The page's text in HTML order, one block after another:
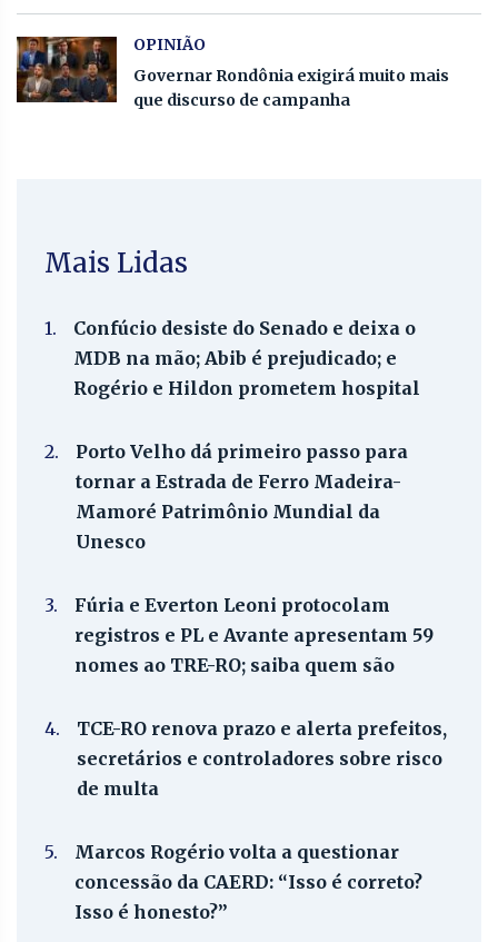
OPINIÃO
Governar Rondônia exigirá muito mais
que discurso de campanha
Mais Lidas
1.
Confúcio desiste do Senado e deixa o
MDB na mão; Abib é prejudicado; e
Rogério e Hildon prometem hospital
2.
Porto Velho dá primeiro passo para
tornar a Estrada de Ferro Madeira-
Mamoré Patrimônio Mundial da
Unesco
3.
Fúria e Everton Leoni protocolam
registros e PL e Avante apresentam 59
nomes ao TRE-RO; saiba quem são
4.
TCE-RO renova prazo e alerta prefeitos,
secretários e controladores sobre risco
de multa
5.
Marcos Rogério volta a questionar
concessão da CAERD: “Isso é correto?
Isso é honesto?”